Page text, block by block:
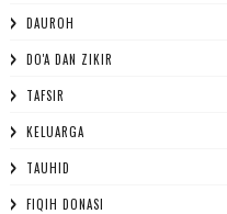
DAUROH
DO'A DAN ZIKIR
TAFSIR
KELUARGA
TAUHID
FIQIH DONASI